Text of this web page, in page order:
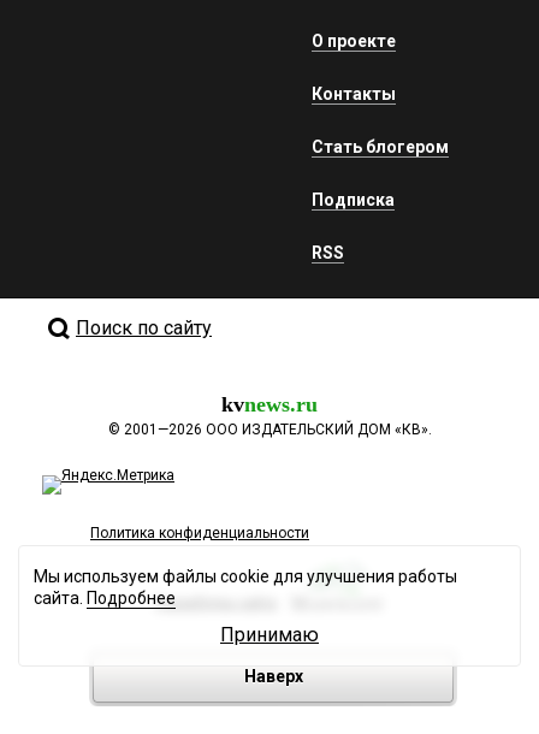
О проекте
Контакты
Стать блогером
Подписка
RSS
Поиск по сайту
kvnews.ru
© 2001—2026 ООО ИЗДАТЕЛЬСКИЙ ДОМ «КВ».
Политика конфиденциальности
Разработка сайта
Наверх
Мы используем файлы cookie для улучшения работы
сайта. Подробнее
Принимаю